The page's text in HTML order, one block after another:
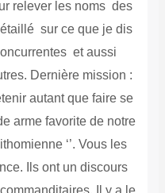
relever les noms des
sur ce que je dis
et aussi
Dernière mission :
autant que faire se
arme favorite de notre
‘’. Vous les
Ils ont un discours